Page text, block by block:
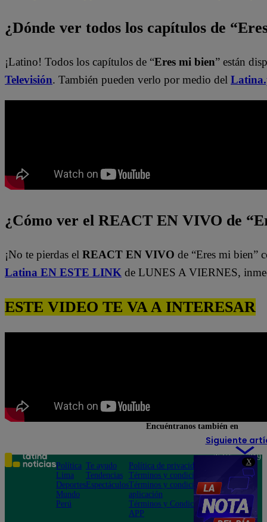
X
¿Dónde ver todos los capítulos de
¡Latino! Todos los capítulos de “Eres mi bien” están
Televisión. También pueden verlo por medio del
¿Cómo ver el REACT EN VIVO de
¡No te pierdas el REACT EN VIVO de “Eres mi bien”
Latina EN ESTE LINK de LUNES A VIERNES,
ESTE VIDEO TE VA A INTERESAR
Siguiente
Encuéntranos también en
Política
Lima
Deportes
Mundo
Perú
Te ayudo
Tendencias
Espectáculos
Política de privacidad
Términos y condiciones
Términos y condiciones
aplicación
Términos y Condiciones
APP
Teléfono: 219
Av. San
Felipe 968
Jesús María